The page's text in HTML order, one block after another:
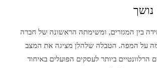
בין המגזרים, ומשימתה הראשונה של חברה
על המפה. הטבלה שלהלן מציגה את המצב
הרלוונטיים ביותר לעסקים הפועלים באיחוד